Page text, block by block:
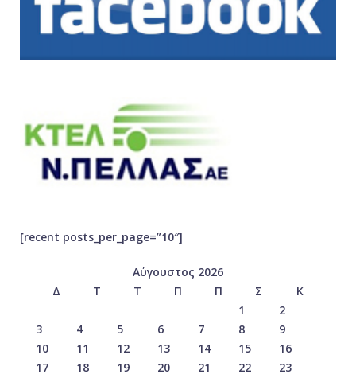
[recent posts_per_page=”10″]
Αύγουστος 2026
Δ
Τ Τ Π Π Σ
Κ
1
2
3
4 5 6 7 8
9
10
11 12 13 14 15
16
17
18 19 20 21 22
23